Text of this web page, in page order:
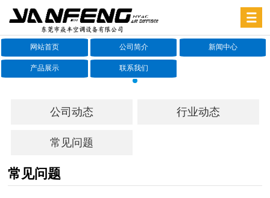
网站首页 公司简介 新闻中心
产品展示 联系我们
公司动态 行业动态
常见问题
常见问题